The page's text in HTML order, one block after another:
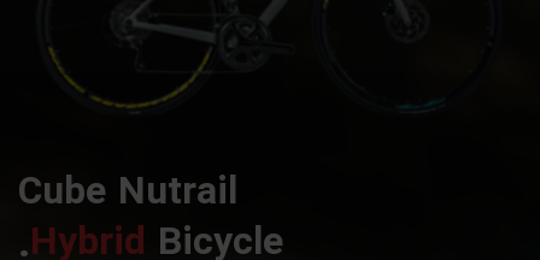
Cube Nutrail
Hybrid Bicycle.